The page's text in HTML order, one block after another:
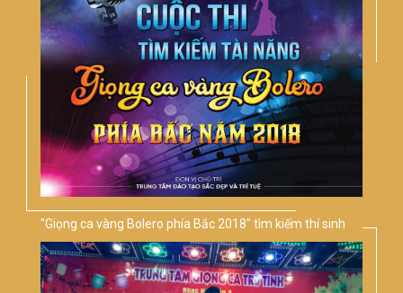
"Giọng ca vàng Bolero phía Bắc 2018" tìm kiếm thí sinh
triển vọng